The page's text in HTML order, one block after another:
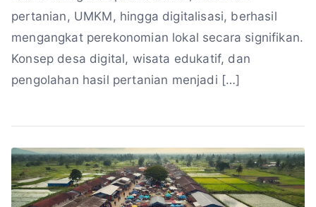
pertanian, UMKM, hingga digitalisasi, berhasil
mengangkat perekonomian lokal secara signifikan.
Konsep desa digital, wisata edukatif, dan
pengolahan hasil pertanian menjadi […]